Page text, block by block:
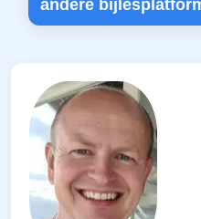
andere